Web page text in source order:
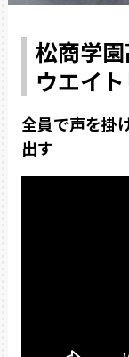
松商学
ウエイ
全員で声を掛
出す